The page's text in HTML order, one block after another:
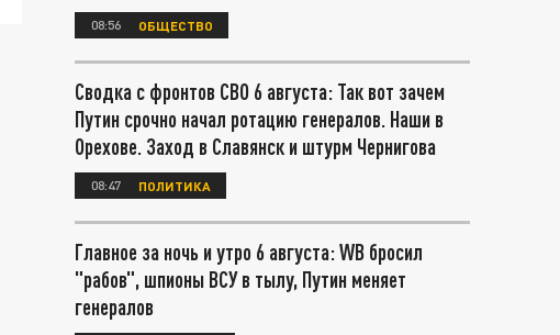
08:56 ОБЩЕСТВО
Сводка с фронтов СВО 6 августа: Так вот зачем
Путин срочно начал ротацию генералов. Наши в
Орехове. Заход в Славянск и штурм Чернигова
08:47 ПОЛИТИКА
Главное за ночь и утро 6 августа: WB бросил
"рабов", шпионы ВСУ в тылу, Путин меняет
генералов